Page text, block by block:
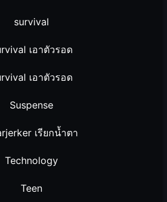
survival
เอาตัวรอด
เอาตัวรอด
Suspense
เรียกน้ำตา
Technology
Teen